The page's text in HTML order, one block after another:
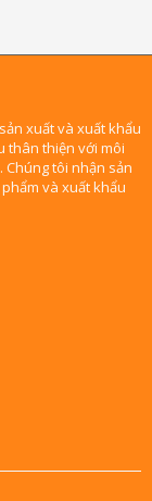
xuất và xuất khẩu
thân thiện với môi
Chúng tôi nhận sản
và xuất khẩu